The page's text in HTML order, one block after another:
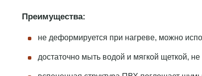
Преимущества:
не деформируется при нагреве, можно
достаточно мыть водой и мягкой щеткой,